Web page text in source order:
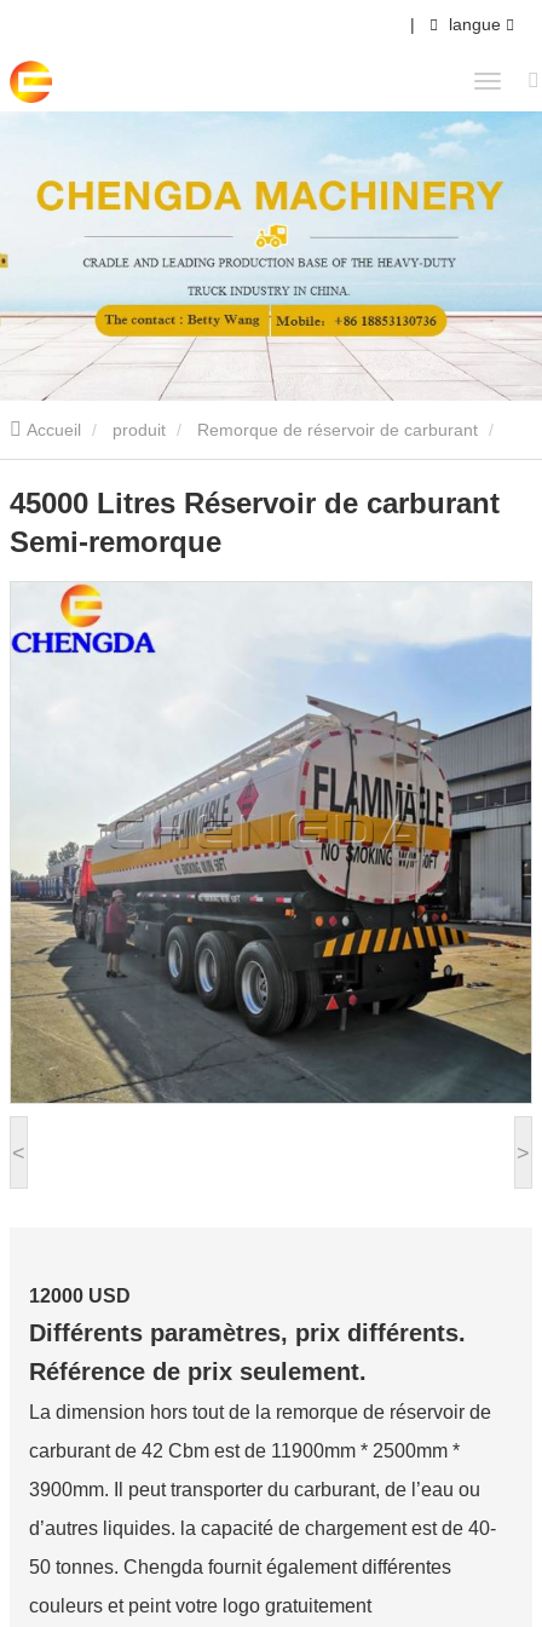
| langue
Accueil produit Remorque de réservoir de carburant
45000 Litres Réservoir de carburant Semi-remorque
< >
45000 Litres Réservoir de carburant
Semi-remorque
12000 USD
Différents paramètres, prix différents.
Référence de prix seulement.
La dimension hors tout de la remorque de réservoir de
carburant de 42 Cbm est de 11900mm * 2500mm *
3900mm. Il peut transporter du carburant, de l’eau ou
d’autres liquides. la capacité de chargement est de 40-
50 tonnes. Chengda fournit également différentes
couleurs et peint votre logo gratuitement